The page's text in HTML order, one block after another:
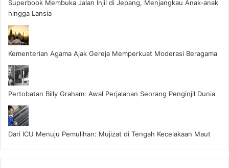
Superbook Membuka Jalan Injil di Jepang, Menjangkau Anak-anak
hingga Lansia
Kementerian Agama Ajak Gereja Memperkuat Moderasi Beragama
Pertobatan Billy Graham: Awal Perjalanan Seorang Penginjil Dunia
Dari ICU Menuju Pemulihan: Mujizat di Tengah Kecelakaan Maut